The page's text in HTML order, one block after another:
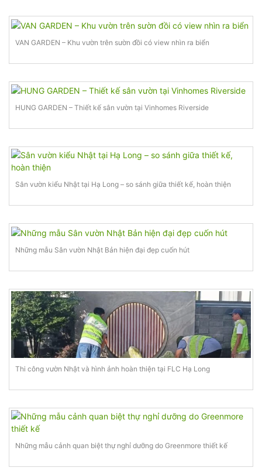
VAN GARDEN – Khu vườn trên sườn đồi có view nhìn ra biển
HUNG GARDEN – Thiết kế sân vườn tại Vinhomes Riverside
Sân vườn kiểu Nhật tại Hạ Long – so sánh giữa thiết kế, hoàn thiện
Những mẫu Sân vườn Nhật Bản hiện đại đẹp cuốn hút
Thi công vườn Nhật và hình ảnh hoàn thiện tại FLC Hạ Long
Những mẫu cảnh quan biệt thự nghỉ dưỡng do Greenmore thiết kế